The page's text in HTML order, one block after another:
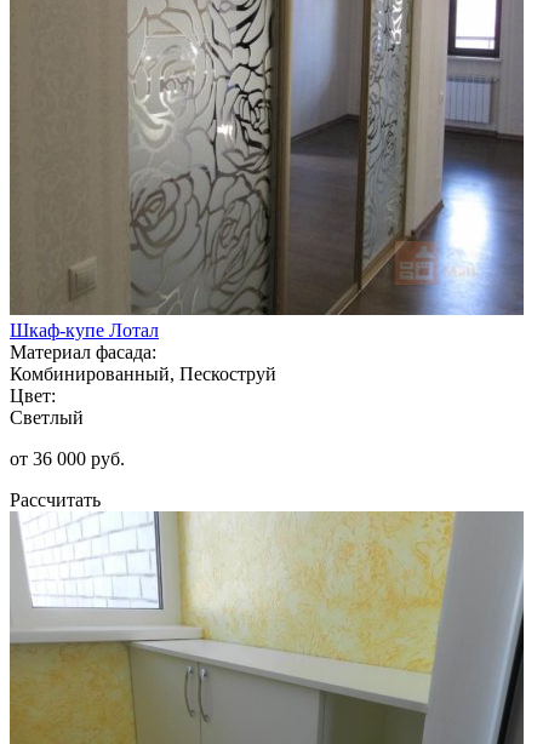
Шкаф-купе Лотал
Материал фасада:
Комбинированный, Пескоструй
Цвет:
Светлый
от 36 000 руб.
Рассчитать